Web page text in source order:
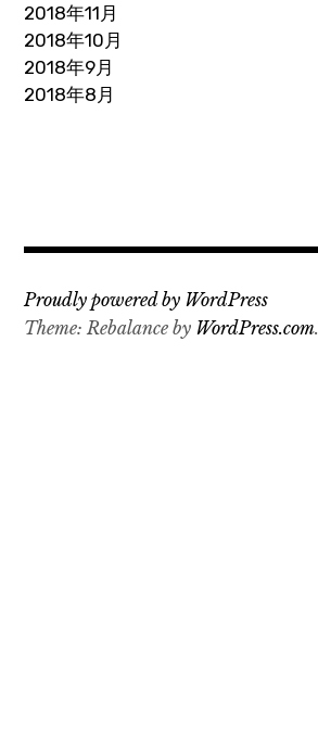
2018年11月
2018年10月
2018年9月
2018年8月
Proudly powered by WordPress
Theme: Rebalance by WordPress.com.